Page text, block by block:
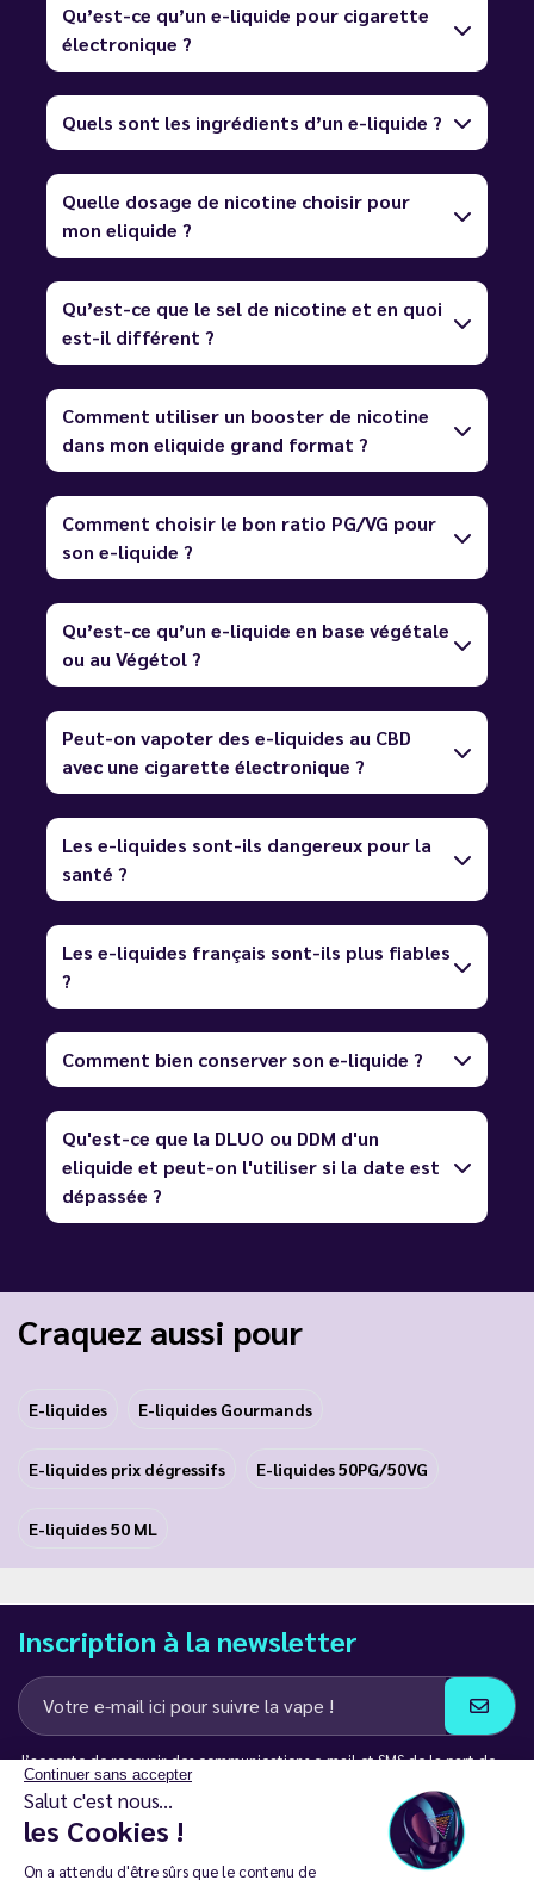
Continuer sans accepter
Salut c'est nous...
les Cookies !
On a attendu d'être sûrs que le contenu de
Qu’est-ce qu’un e-liquide pour cigarette
électronique ?
Quels sont les ingrédients d’un e-liquide ?
Quelle dosage de nicotine choisir pour
mon eliquide ?
Qu’est-ce que le sel de nicotine et en quoi
est-il différent ?
Comment utiliser un booster de nicotine
dans mon eliquide grand format ?
Comment choisir le bon ratio PG/VG pour
son e-liquide ?
Qu’est-ce qu’un e-liquide en base végétale
ou au Végétol ?
Peut-on vapoter des e-liquides au CBD
avec une cigarette électronique ?
Les e-liquides sont-ils dangereux pour la
santé ?
Les e-liquides français sont-ils plus fiables
?
Comment bien conserver son e-liquide ?
Qu'est-ce que la DLUO ou DDM d'un
eliquide et peut-on l'utiliser si la date est
dépassée ?
Craquez aussi pour
E-liquides E-liquides Gourmands
E-liquides prix dégressifs E-liquides 50PG/50VG
E-liquides 50 ML
Inscription à la newsletter
J’accepte de recevoir des communications e-mail et SMS de la part de
LD Groupe
Restez en contact